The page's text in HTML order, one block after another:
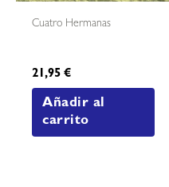
Cuatro Hermanas
21,95€
Añadir al
carrito